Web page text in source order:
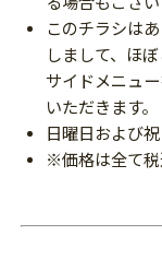
このチラシは
しまして、ほ
サイドメニュ
いただきます。
日曜日および
※価格は全て税